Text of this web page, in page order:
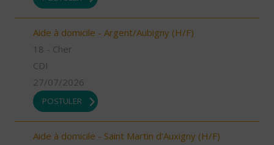
Aide à domicile - Argent/Aubigny (H/F)
18 - Cher
CDI
27/07/2026
POSTULER
Aide à domicile - Saint Martin d'Auxigny (H/F)